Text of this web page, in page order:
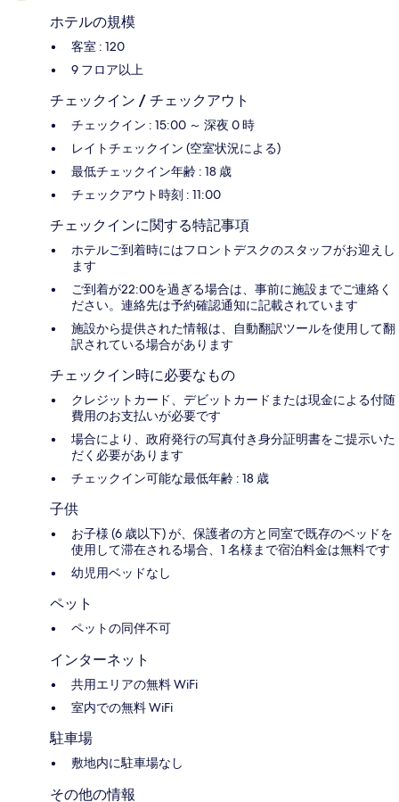
ホテルの規模
客室 : 120
9 フロア以上
チェックイン / チェックアウト
チェックイン : 15:00 ～ 深夜 0 時
レイトチェックイン (空室状況による)
最低チェックイン年齢 : 18 歳
チェックアウト時刻 : 11:00
チェックインに関する特記事項
ホテルご到着時にはフロントデスクのスタッフがお迎えし
ます
ご到着が22:00を過ぎる場合は、事前に施設までご連絡く
ださい。連絡先は予約確認通知に記載されています
施設から提供された情報は、自動翻訳ツールを使用して翻
訳されている場合があります
チェックイン時に必要なもの
クレジットカード、デビットカードまたは現金による付随
費用のお支払いが必要です
場合により、政府発行の写真付き身分証明書をご提示いた
だく必要があります
チェックイン可能な最低年齢 : 18 歳
子供
お子様 (6 歳以下) が、保護者の方と同室で既存のベッドを
使用して滞在される場合、1 名様まで宿泊料金は無料です
幼児用ベッドなし
ペット
ペットの同伴不可
インターネット
共用エリアの無料 WiFi
室内での無料 WiFi
駐車場
敷地内に駐車場なし
その他の情報